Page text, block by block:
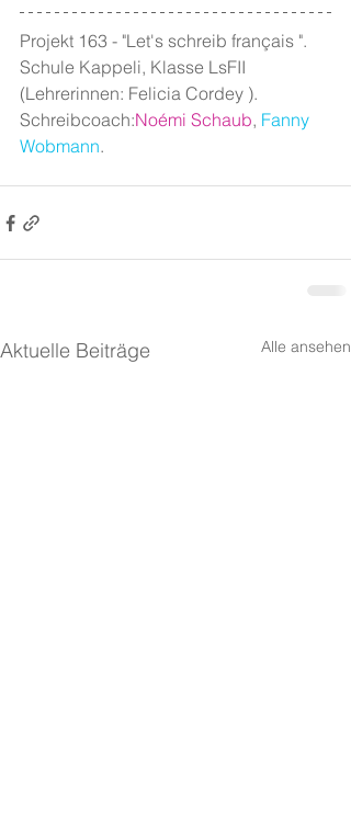
Projekt 163 - "Let's schreib français ".
Schule Kappeli, Klasse LsFII
(Lehrerinnen: Felicia Cordey ).
Schreibcoach:Noémi Schaub, Fanny
Wobmann.
Aktuelle Beiträge Alle ansehen